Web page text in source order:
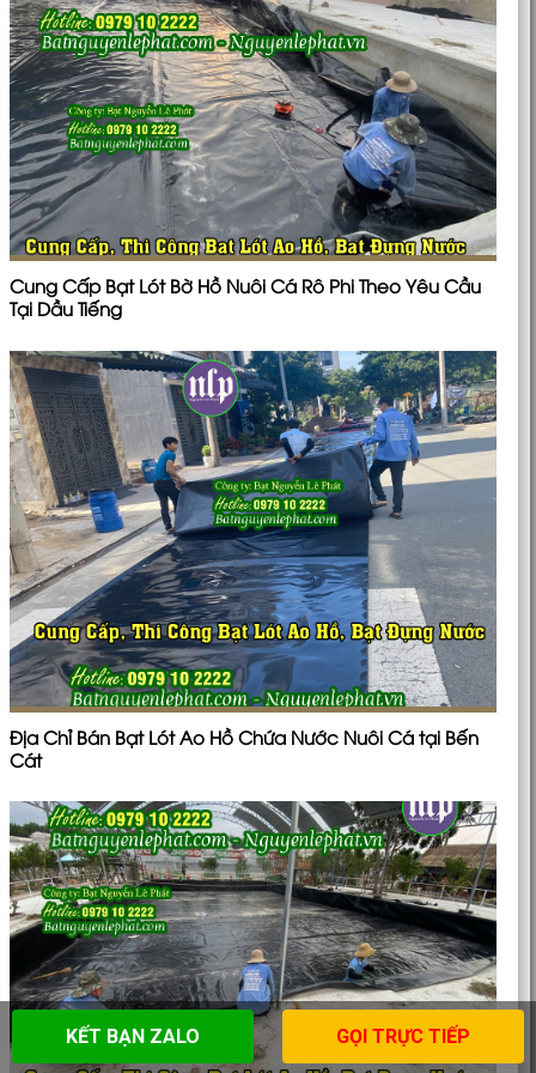
Cung Cấp Bạt Lót Bờ Hồ Nuôi Cá Rô Phi Theo Yêu Cầu
Tại Dầu Tiếng
Địa Chỉ Bán Bạt Lót Ao Hồ Chứa Nước Nuôi Cá tại Bến
Cát
KẾT BẠN ZALO GỌI TRỰC TIẾP